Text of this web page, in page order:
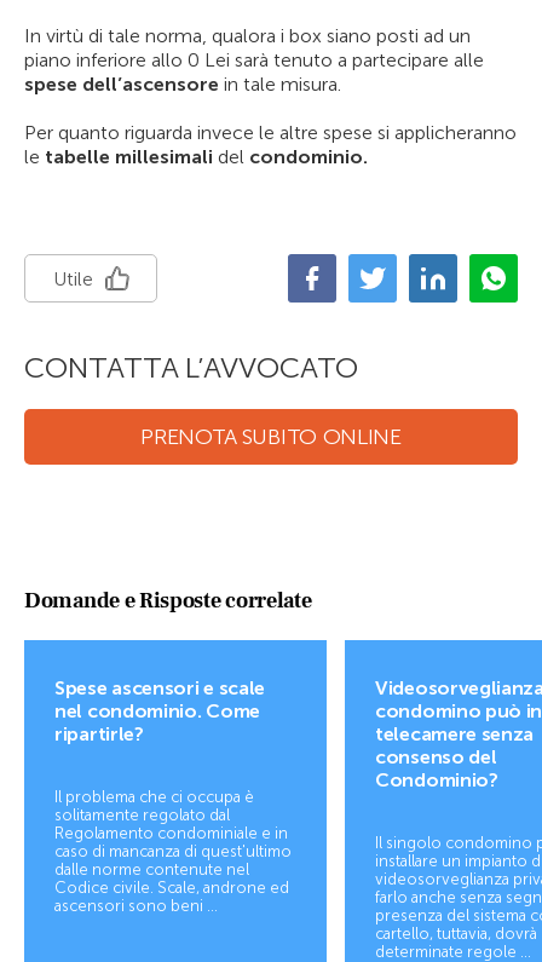
In virtù di tale norma, qualora i box siano posti ad un
piano inferiore allo 0 Lei sarà tenuto a partecipare alle
spese dell’ascensore in tale misura.
Per quanto riguarda invece le altre spese si applicheranno
le tabelle millesimali del condominio.
Utile
CONTATTA L’AVVOCATO
PRENOTA SUBITO ONLINE
Domande e Risposte correlate
Spese ascensori e scale
nel condominio. Come
ripartirle?
Il problema che ci occupa è
solitamente regolato dal
Regolamento condominiale e in
caso di mancanza di quest'ultimo
dalle norme contenute nel
Codice civile. Scale, androne ed
ascensori sono beni ...
condomino può
telecamere senza
consenso del
Condominio?
Il singolo condomino
installare un impianto
videosorveglianza
farlo anche senza
presenza del sistema
cartello, tuttavia,
determinate regole ...